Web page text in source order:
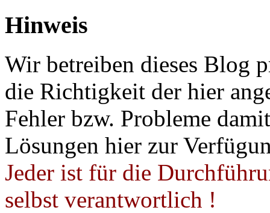
Hinweis
Wir betreiben dieses Blog
die Richtigkeit der hier
Fehler bzw. Probleme
Lösungen hier zur
Jeder ist für die
selbst verantwortlich !